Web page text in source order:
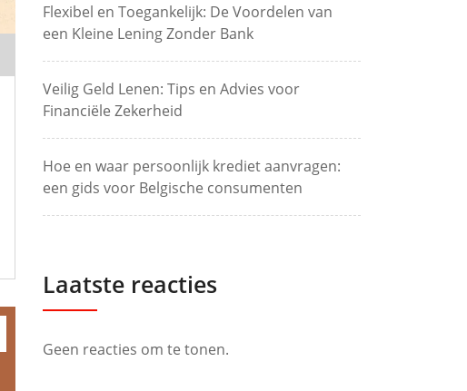
Flexibel en Toegankelijk: De Voordelen van
een Kleine Lening Zonder Bank
Veilig Geld Lenen: Tips en Advies voor
Financiële Zekerheid
Hoe en waar persoonlijk krediet aanvragen:
een gids voor Belgische consumenten
Laatste reacties
Geen reacties om te tonen.